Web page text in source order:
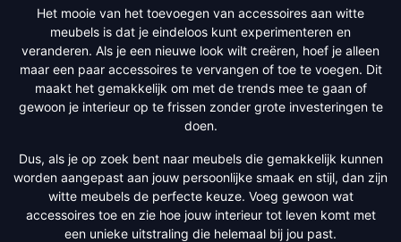
Het mooie van het toevoegen van accessoires aan witte
meubels is dat je eindeloos kunt experimenteren en
veranderen. Als je een nieuwe look wilt creëren, hoef je alleen
maar een paar accessoires te vervangen of toe te voegen. Dit
maakt het gemakkelijk om met de trends mee te gaan of
gewoon je interieur op te frissen zonder grote investeringen te
doen.
Dus, als je op zoek bent naar meubels die gemakkelijk kunnen
worden aangepast aan jouw persoonlijke smaak en stijl, dan zijn
witte meubels de perfecte keuze. Voeg gewoon wat
accessoires toe en zie hoe jouw interieur tot leven komt met
een unieke uitstraling die helemaal bij jou past.